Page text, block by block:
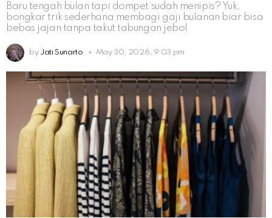
Baru tengah bulan tapi dompet sudah menipis? Yuk,
bongkar trik sederhana membagi gaji bulanan biar bisa
bebas jajan tanpa takut tabungan jebol
by Jati Sunarto May 30, 2026, 9:03 pm